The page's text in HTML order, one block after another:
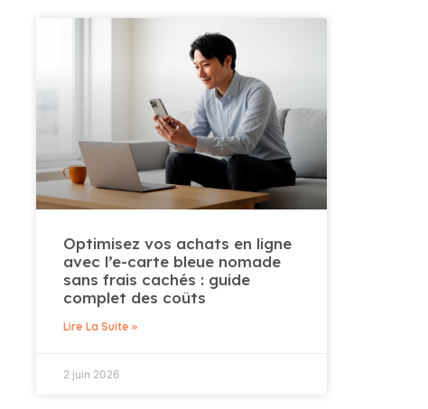
Optimisez vos achats en ligne
avec l’e-carte bleue nomade
sans frais cachés : guide
complet des coûts
Lire La Suite »
2 juin 2026